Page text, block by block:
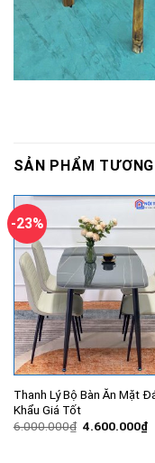
SẢN PHẨM
-23%
Thanh Lý Bộ Bàn Ăn Mặt
Khẩu Giá Tốt
6.000.000₫ Giá
4.600.000₫